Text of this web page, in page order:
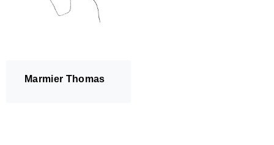
Jugendmusik Wetzikon
l'estate giocosa
Marmier Thomas